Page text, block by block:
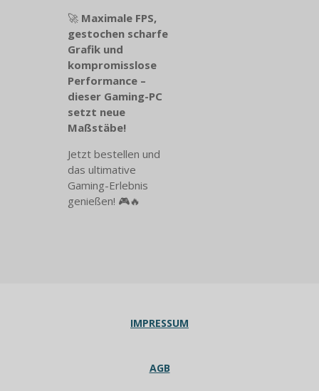
🚀 Maximale FPS,
gestochen scharfe
Grafik und
kompromisslose
Performance –
dieser Gaming-PC
setzt neue
Maßstäbe!
Jetzt bestellen und
das ultimative
Gaming-Erlebnis
genießen! 🎮🔥
IMPRESSUM
AGB